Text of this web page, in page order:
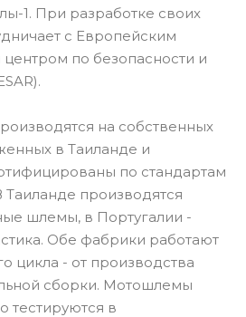
1. При разработке своих
с Европейским
по безопасности и
на собственных
в Таиланде и
по стандартам
производятся
шлемы, в Португалии -
Обе фабрики работают
цикла - от производства
сборки. Мотошлемы
тестируются в